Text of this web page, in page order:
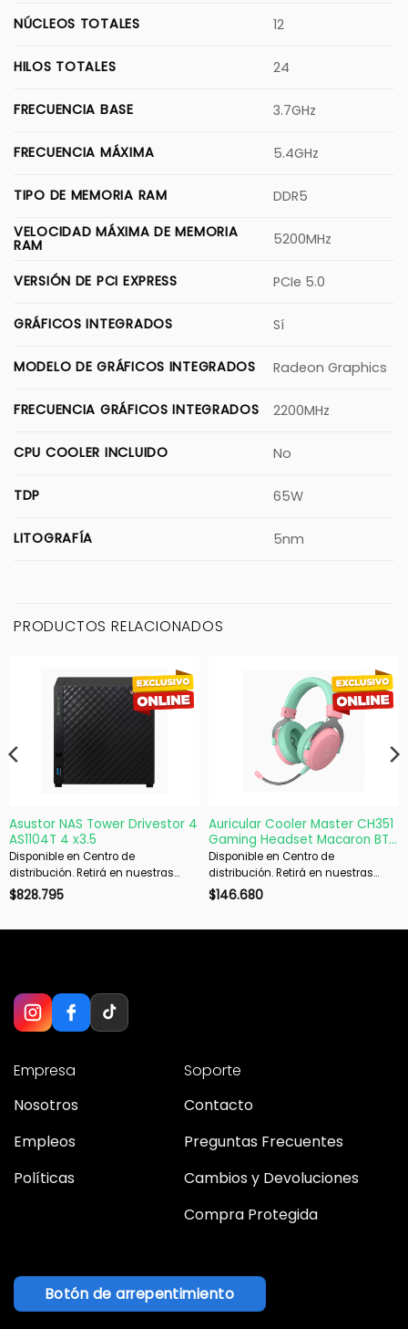
NÚCLEOS TOTALES 12
HILOS TOTALES 24
FRECUENCIA BASE 3.7GHz
FRECUENCIA MÁXIMA 5.4GHz
TIPO DE MEMORIA RAM
DDR5
VELOCIDAD MÁXIMA DE MEMORIA
RAM 5200MHz
VERSIÓN DE PCI EXPRESS PCIe 5.0
GRÁFICOS INTEGRADOS Sí
MODELO DE GRÁFICOS INTEGRADOS Radeon Graphics
FRECUENCIA GRÁFICOS INTEGRADOS 2200MHz
CPU COOLER INCLUIDO No
TDP 65W
LITOGRAFÍA 5nm
PRODUCTOS RELACIONADOS
Asustor NAS Tower Drivestor 4
AS1104T 4 x3.5
Disponible en Centro de
distribución. Retirá en nuestras
sucursales en 48 hs hábiles. Si es
$828.795
Auricular Cooler Master CH351
Gaming Headset Macaron BT
5.4, WiFi 2.4GHz, 3.5mm
Disponible en Centro de
distribución. Retirá en nuestras
sucursales en 48 hs hábiles. Si es
$146.680
Empresa
Nosotros
Empleos
Políticas
Soporte
Contacto
Preguntas Frecuentes
Cambios y Devoluciones
Compra Protegida
Botón de arrepentimiento